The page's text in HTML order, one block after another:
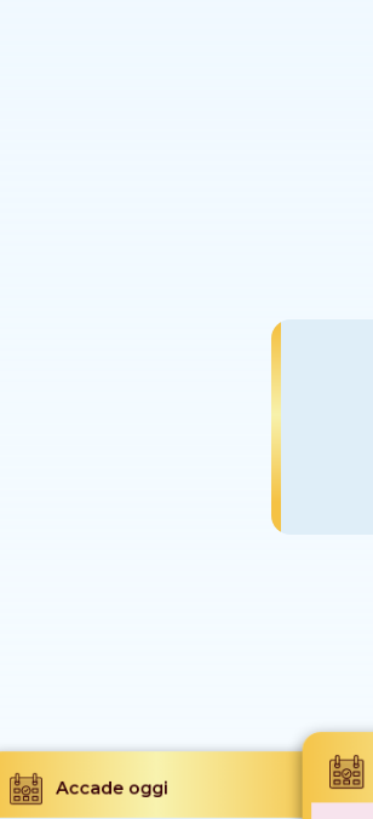
Accade oggi